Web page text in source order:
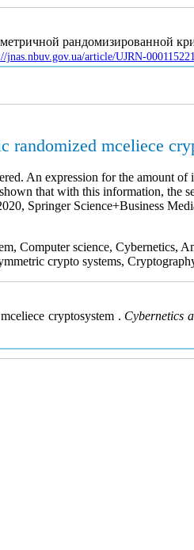
рандомизированной
jnas.nbuv.gov.ua/article/UJRN-
randomized mceliece
An expression for the amount of
that with this information, the
Springer Science+Business
Computer science, Cybernetics,
crypto systems,
cryptosystem . Cybernetics